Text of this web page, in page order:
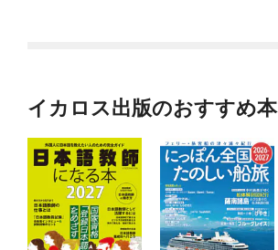
イカロス出版のおすすめ本